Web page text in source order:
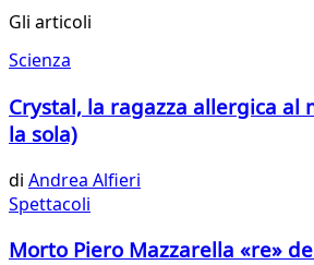
Gli articoli
Scienza
Crystal, la ragazza allergica al
la sola)
di Andrea Alfieri
Spettacoli
Morto Piero Mazzarella «re»